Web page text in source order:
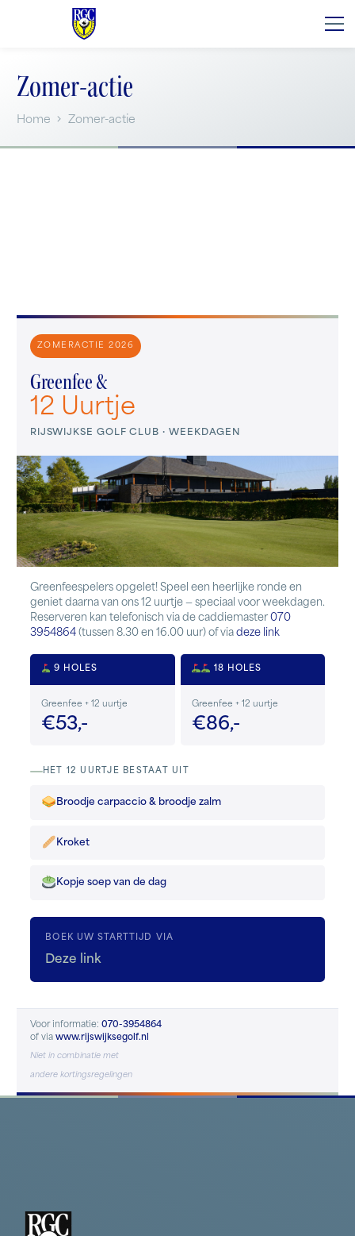
Zomer-actie
Home Zomer-actie
ZOMERACTIE 2026
Greenfee &
12 Uurtje
RIJSWIJKSE GOLF CLUB · WEEKDAGEN
Greenfeespelers opgelet! Speel een heerlijke ronde en
geniet daarna van ons 12 uurtje — speciaal voor weekdagen.
Reserveren kan telefonisch via de caddiemaster070
3954864(tussen 8.30 en 16.00 uur) of via deze link
9 HOLES
Greenfee + 12 uurtje
€53,-
18 HOLES
Greenfee + 12 uurtje
€86,-
HET 12 UURTJE BESTAAT UIT
Broodje carpaccio & broodje zalm
Kroket
Kopje soep van de dag
BOEK UW STARTTIJD VIA
Deze link
Voor informatie: 070-3954864
of via www.rijswijksegolf.nl
Niet in combinatie met
andere kortingsregelingen